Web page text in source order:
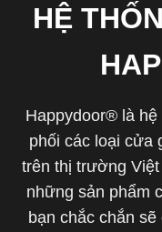
HỆ
Happydoor® là hệ
phối các loại cửa
trên thị trường
những sản phẩm
bạn chắc chắn